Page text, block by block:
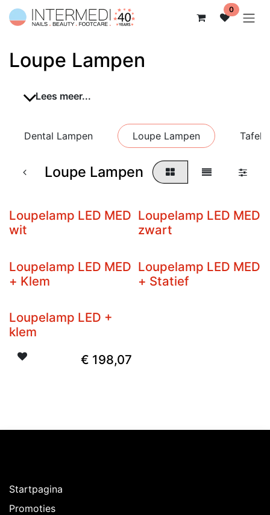
Overslaan naar inhoud 0
Loupe Lampen
Lees meer...
Dental Lampen Loupe Lampen Tafel
Loupe Lampen
Loupelamp LED MED
wit
Loupelamp LED MED
zwart
Loupelamp LED MED
+ Klem
Loupelamp LED MED
+ Statief
Loupelamp LED +
klem
€ 198,07
Startpagina
Promoties